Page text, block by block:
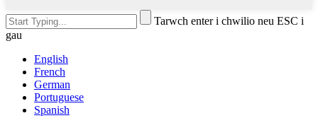
Tarwch enter i chwilio neu ESC i
gau
English
French
German
Portuguese
Spanish